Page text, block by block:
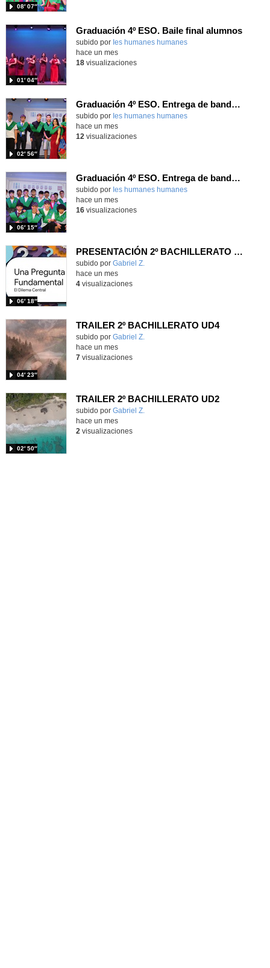
08′ 07″
Graduación 4º ESO. Baile final alumnos
subido por Ies humanes humanes
01′ 04″
-
hace un mes
18visualizaciones
Graduación 4º ESO. Entrega de bandas 4º Div
subido por Ies humanes humanes
02′ 56″
-
hace un mes
12 visualizaciones
Graduación 4º ESO. Entrega de bandas 4ºB
subido por Ies humanes humanes
06′ 15″
-
hace un mes
16visualizaciones
PRESENTACIÓN 2º BACHILLERATO UD3
Contenido educativo.
subido por Gabriel Z.
06′ 18″
hace un mes
4visualizaciones
TRAILER 2º BACHILLERATO UD4
Contenido educativo.
subido por Gabriel Z.
04′ 23″
hace un mes
7visualizaciones
TRAILER 2º BACHILLERATO UD2
Contenido educativo.
subido por Gabriel Z.
02′ 50″
hace un mes
2 visualizaciones